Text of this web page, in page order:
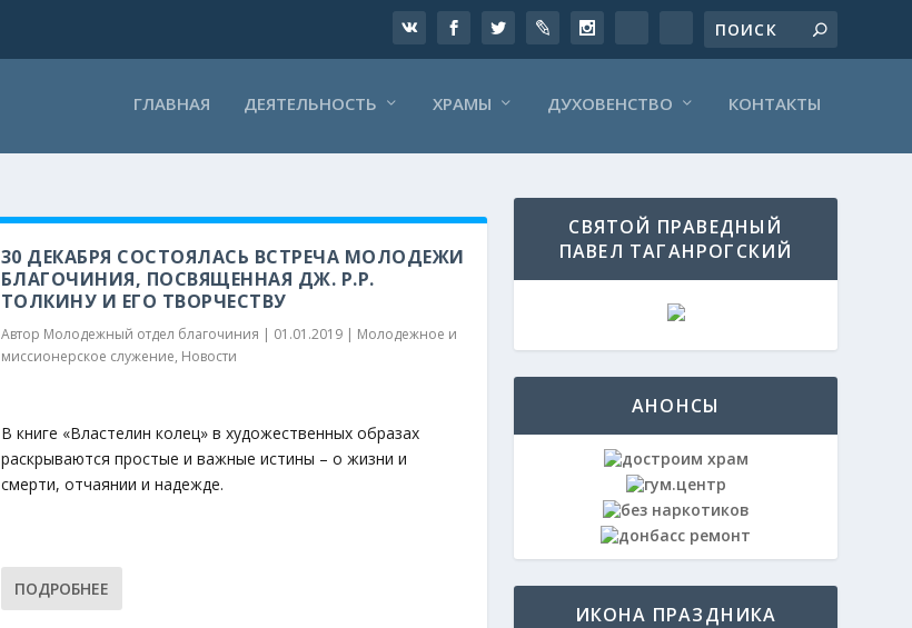
ГЛАВНАЯ ДЕЯТЕЛЬНОСТЬ ХРАМЫ ДУХОВЕНСТВО КОНТАКТЫ
30 ДЕКАБРЯ СОСТОЯЛАСЬ ВСТРЕЧА МОЛОДЕЖИ
БЛАГОЧИНИЯ, ПОСВЯЩЕННАЯ ДЖ. Р.Р.
ТОЛКИНУ И ЕГО ТВОРЧЕСТВУ
Автор Молодежный отдел благочиния | 01.01.2019| Молодежное и
миссионерское служение, Новости
В книге «Властелин колец» в художественных образах
раскрываются простые и важные истины – о жизни и
смерти, отчаянии и надежде.
ПОДРОБНЕЕ
СВЯТОЙ ПРАВЕДНЫЙ
ПАВЕЛ ТАГАНРОГСКИЙ
АНОНСЫ
ИКОНА ПРАЗДНИКА